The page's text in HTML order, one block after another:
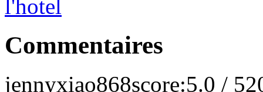
Commentaires
jennyxiao868score:5.0 / 5